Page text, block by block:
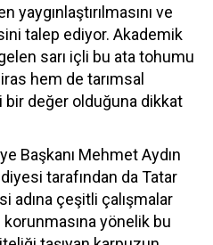
ve
talep ediyor. Akademik
sarı içli bu ata tohumu
hem de tarımsal
bir değer olduğuna dikkat
Başkanı Mehmet Aydın
tarafından da Tatar
adına çeşitli çalışmalar
yönelik bu